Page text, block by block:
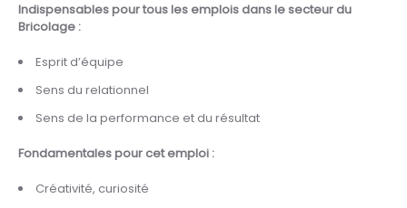
Indispensables pour tous les emplois dans le secteur du
Bricolage :
Esprit d’équipe
Sens du relationnel
Sens de la performance et du résultat
Fondamentales pour cet emploi :
Créativité, curiosité